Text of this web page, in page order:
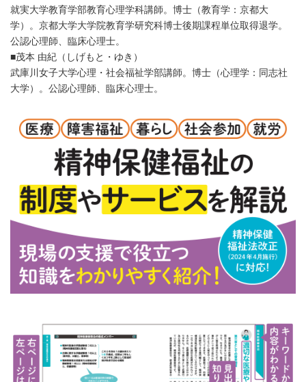
就実大学教育学部教育心理学科講師。博士（教育学：京都大
学）。京都大学大学院教育学研究科博士後期課程単位取得退学。
公認心理師、臨床心理士。
■茂本 由紀（しげもと・ゆき）
武庫川女子大学心理・社会福祉学部講師。博士（心理学：同志社
大学）。公認心理師、臨床心理士。